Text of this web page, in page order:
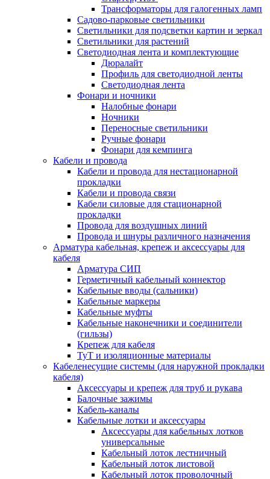
Трансформаторы для галогенных ламп
Садово-парковые светильники
Светильники для подсветки картин и зеркал
Светильники для растений
Светодиодная лента и комплектующие
Дюралайт
Профиль для светодиодной ленты
Светодиодная лента
Фонари и ночники
Налобные фонари
Ночники
Переносные светильники
Ручные фонари
Фонари для кемпинга
Кабели и провода
Кабели и провода для нестационарной
прокладки
Кабели и провода связи
Кабели силовые для стационарной
прокладки
Провода для воздушных линий
Провода и шнуры различного назначения
Арматура кабельная, крепеж и аксессуары для
кабеля
Арматура СИП
Герметичный кабельный коннектор
Кабельные вводы (сальники)
Кабельные маркеры
Кабельные муфты
Кабельные наконечники и соединители
(гильзы)
Крепеж для кабеля
ТуТ и изоляционные материалы
Кабеленесущие системы (для наружной прокладки
кабеля)
Аксессуары и крепеж для труб и рукава
Балочные зажимы
Кабель-каналы
Кабельные лотки и аксессуары
Аксессуары для кабельных лотков
универсальные
Кабельный лоток лестничный
Кабельный лоток листовой
Кабельный лоток проволочный